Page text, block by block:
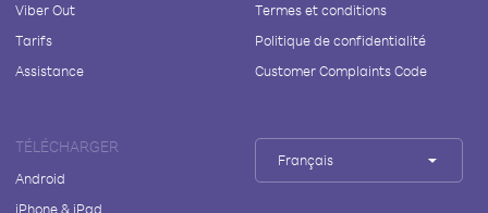
Viber Out
Tarifs
Assistance
Termes et conditions
Politique de confidentialité
Customer Complaints Code
TÉLÉCHARGER
Android
iPhone & iPad
Français